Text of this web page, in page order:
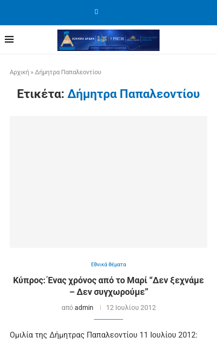
Αρχική » Δήμητρα Παπαλεοντίου
Ετικέτα: Δήμητρα Παπαλεοντίου
Εθνικά θέματα
Κύπρος: Ένας χρόνος από το Μαρί “Δεν ξεχνάμε
– Δεν συγχωρούμε”
απόadmin 12 Ιουλίου 2012
Ομιλία της Δήμητρας Παπαλεοντίου 11 Ιουλίου 2012: